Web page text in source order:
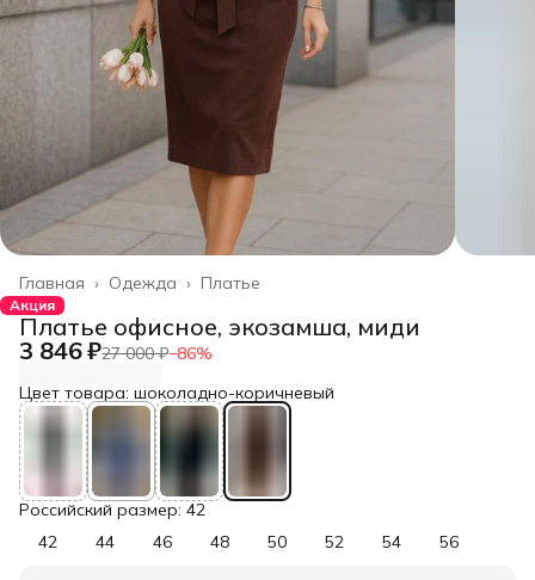
Платье
Одежда ›
Главная ›
Акция
Платье офисное, экозамша, миди
3 846 ₽27 000 ₽−86%
Цвет товара: шоколадно-коричневый
Российский размер: 42
42
44 46 48 50 52 54 56